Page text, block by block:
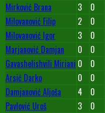
Mirković Brana
3 0
Milovanović Filip
2 0
Milovanović Igor
3 0
Marjanović Damjan
0 0
Gavashelishvili Miriani 0 0
Arsić Darko
0 0
Damjanović Aljoša
4 0
Pavlović Uroš
3 0